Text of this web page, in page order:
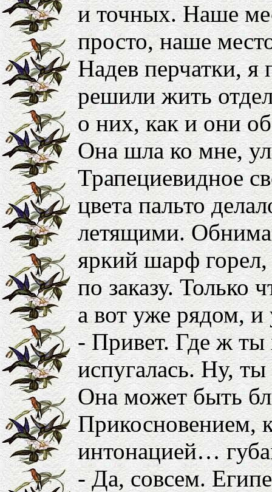
и точных. Наше
просто, наше
Надев перчатки, я
решили жить
о них, как и они
Она шла ко мне,
Трапециевидное
цвета пальто
летящими.
яркий шарф
по заказу. Только
а вот уже рядом, и
- Привет. Где ж
испугалась. Ну,
Она может быть
Прикосновением,
интонацией…
- Да, совсем.